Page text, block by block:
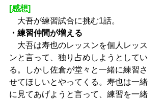
[感想]
大吾が練習試合に挑む1話。
・練習仲間が増える
大吾は寿也のレッスンを個人レッス
ンと言って、独り占めしようとしてい
る。しかし佐倉が堂々と一緒に練習さ
せてほしいとやってくる。寿也は一緒
に見てあげようと言って、練習を一緒